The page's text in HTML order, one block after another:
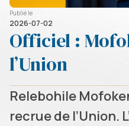
Publié le
2026-07-02
Officiel :
l’Union
Relebohile
recrue de l’Union.